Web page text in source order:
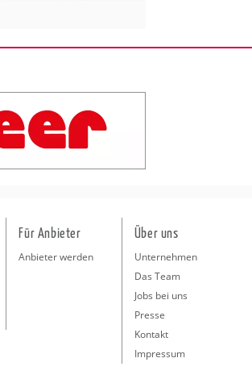
Für Anbieter
Anbieter werden
Über uns
Unternehmen
Das Team
Jobs bei uns
Presse
Kontakt
Impressum